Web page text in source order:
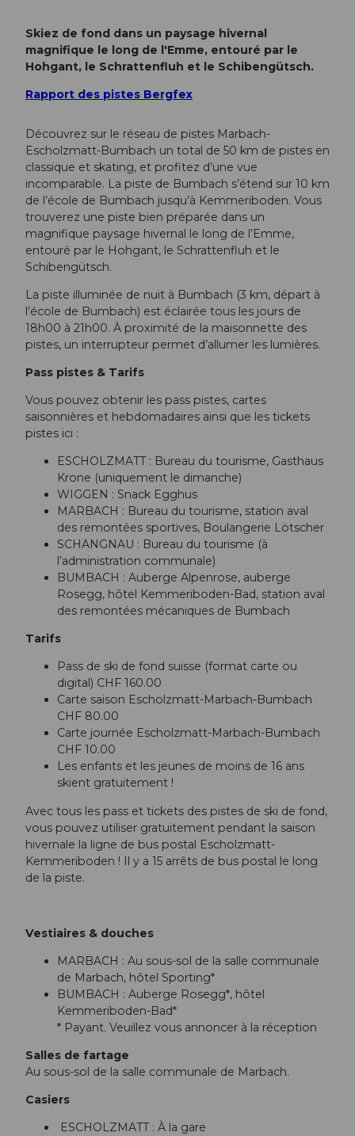
Skiez de fond dans un paysage hivernal
magnifique le long de l'Emme, entouré par le
Hohgant, le Schrattenfluh et le Schibengütsch.
Rapport des pistes Bergfex
Découvrez sur le réseau de pistes Marbach-
Escholzmatt-Bumbach un total de 50 km de pistes en
classique et skating, et profitez d’une vue
incomparable. La piste de Bumbach s’étend sur 10 km
de l’école de Bumbach jusqu’à Kemmeriboden. Vous
trouverez une piste bien préparée dans un
magnifique paysage hivernal le long de l’Emme,
entouré par le Hohgant, le Schrattenfluh et le
Schibengütsch.
La piste illuminée de nuit à Bumbach (3 km, départ à
l’école de Bumbach) est éclairée tous les jours de
18h00 à 21h00. À proximité de la maisonnette des
pistes, un interrupteur permet d’allumer les lumières.
Pass pistes & Tarifs
Vous pouvez obtenir les pass pistes, cartes
saisonnières et hebdomadaires ainsi que les tickets
pistes ici :
ESCHOLZMATT : Bureau du tourisme, Gasthaus
Krone (uniquement le dimanche)
WIGGEN : Snack Egghus
MARBACH : Bureau du tourisme, station aval
des remontées sportives, Boulangerie Lötscher
SCHANGNAU : Bureau du tourisme (à
l’administration communale)
BUMBACH : Auberge Alpenrose, auberge
Rosegg, hôtel Kemmeriboden-Bad, station aval
des remontées mécaniques de Bumbach
Tarifs
Pass de ski de fond suisse (format carte ou
digital) CHF 160.00
Carte saison Escholzmatt-Marbach-Bumbach
CHF 80.00
Carte journée Escholzmatt-Marbach-Bumbach
CHF 10.00
Les enfants et les jeunes de moins de 16 ans
skient gratuitement !
Avec tous les pass et tickets des pistes de ski de fond,
vous pouvez utiliser gratuitement pendant la saison
hivernale la ligne de bus postal Escholzmatt-
Kemmeriboden ! Il y a 15 arrêts de bus postal le long
de la piste.
Vestiaires & douches
MARBACH : Au sous-sol de la salle communale
de Marbach, hôtel Sporting*
BUMBACH : Auberge Rosegg*, hôtel
Kemmeriboden-Bad*
* Payant. Veuillez vous annoncer à la réception
Salles de fartage
Au sous-sol de la salle communale de Marbach.
Casiers
ESCHOLZMATT : À la gare